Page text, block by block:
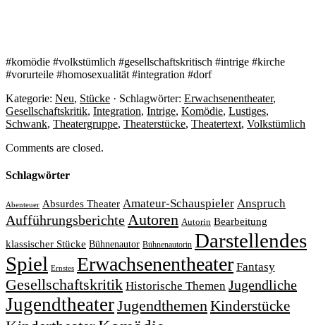
#komödie #volkstümlich #gesellschaftskritisch #intrige #kirche
#vorurteile #homosexualität #integration #dorf
Kategorie: Neu, Stücke · Schlagwörter: Erwachsenentheater,
Gesellschaftskritik, Integration, Intrige, Komödie, Lustiges,
Schwank, Theatergruppe, Theaterstücke, Theatertext, Volkstümlich
Comments are closed.
Schlagwörter
Abenteuer Absurdes Theater Amateur-Schauspieler Anspruch
AufführungsberichteAutoren Autorin Bearbeitung
klassischer Stücke Bühnenautor Bühnenautorin Darstellendes
Spiel Ernstes Erwachsenentheater Fantasy
Gesellschaftskritik Historische Themen Jugendliche
JugendtheaterJugendthemenKinderstücke